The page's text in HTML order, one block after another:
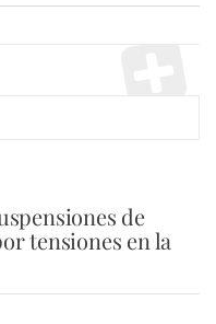
de
tensiones en la